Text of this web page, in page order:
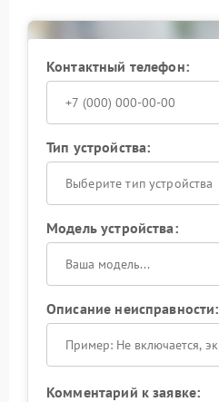
Контактный телефон:
Тип устройства:
Выберите тип устройства
Модель устройства:
Описание неисправности:
Комментарий к заявке: